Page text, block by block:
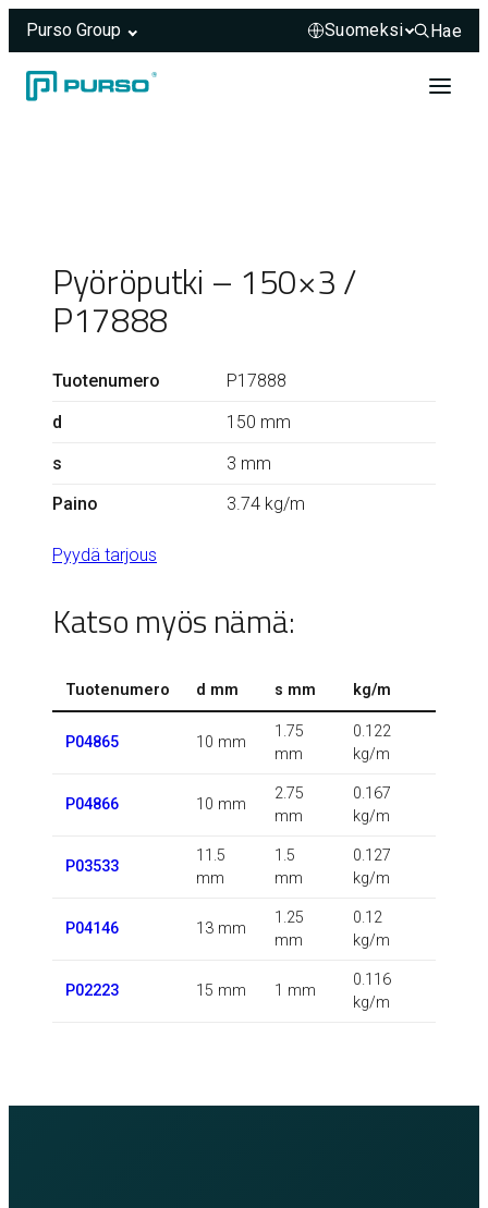
Purso Group
Hae
Hae
Pyöröputki – 150×3 /
P17888
Tuotenumero
P17888
d
150 mm
s
3 mm
Paino
3.74 kg/m
Pyydä tarjous
Katso myös nämä:
Tuotenumero d mm s mm kg/m
P04865 10 mm
1.75
mm
0.122
kg/m
P04866 10 mm
2.75
mm
0.167
kg/m
P03533
11.5
mm
1.5
mm
0.127
kg/m
P04146 13 mm
1.25
mm
0.12
kg/m
P02223 15 mm 1 mm
0.116
kg/m